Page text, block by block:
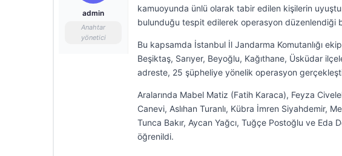
admin
Anahtar
yönetici
kamuoyunda ünlü olarak tabir edilen kişilerin
bulunduğu tespit edilerek operasyon düzenlendiği
Bu kapsamda İstanbul İl Jandarma Komutanlığı
Beşiktaş, Sarıyer, Beyoğlu, Kağıthane, Üsküdar
adreste, 25 şüpheliye yönelik operasyon
Aralarında Mabel Matiz (Fatih Karaca), Feyza
Canevi, Aslıhan Turanlı, Kübra İmren Siyahdemir,
Tunca Bakır, Aycan Yağcı, Tuğçe Postoğlu ve Eda
öğrenildi.